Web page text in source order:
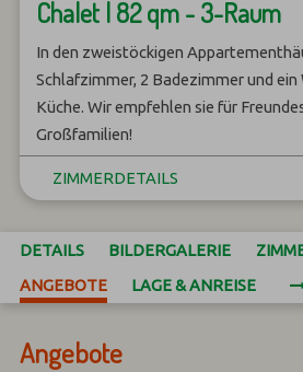
Chalet | 82 qm - 3-Raum
In den zweistöckigen
Schlafzimmer, 2 Badezimmer und
Küche. Wir empfehlen sie für
Großfamilien!
ZIMMERDETAILS
DETAILS BILDERGALERIE
ANGEBOTE
LAGE & ANREISE
Angebote